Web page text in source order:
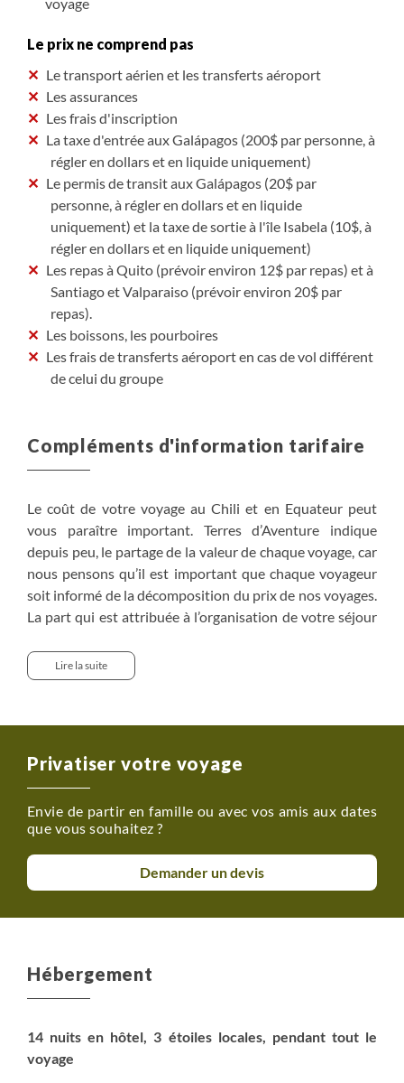
Le prix ne comprend pas
Le transport aérien et les transferts aéroport
Les assurances
Les frais d'inscription
La taxe d'entrée aux Galápagos (200$ par personne, à
régler en dollars et en liquide uniquement)
Le permis de transit aux Galápagos (20$ par
personne, à régler en dollars et en liquide
uniquement) et la taxe de sortie à l'île Isabela (10$, à
régler en dollars et en liquide uniquement)
Les repas à Quito (prévoir environ 12$ par repas) et à
Santiago et Valparaiso (prévoir environ 20$ par
repas).
Les boissons, les pourboires
Les frais de transferts aéroport en cas de vol différent
de celui du groupe
Compléments d'information tarifaire
Le coût de votre voyage au Chili et en Equateur peut
vous paraître important. Terres d’Aventure indique
depuis peu, le partage de la valeur de chaque voyage, car
nous pensons qu’il est important que chaque voyageur
soit informé de la décomposition du prix de nos voyages.
La part qui est attribuée à l’organisation de votre séjour
notamment du fait du coût de la vie, du choix de la
compagnie aérienne utilisée pour vous rendre à
d’hôtels, les repas, le salaire de votre guide, les véhicules
existe de nombreux coûts cachés qui sont difficilement
identifiables au premier regard mais nécessaire pour le
bon déroulement de votre voyage, la sécurité ou le
respect des réglementations locales.
Supplément chambre individuelle : nous consulter pour
Lire la suite
Privatiser votre voyage
Envie de partir en famille ou avec vos amis aux dates
que vous souhaitez ?
Demander un devis
Hébergement
14 nuits en hôtel, 3 étoiles locales, pendant tout le
voyage